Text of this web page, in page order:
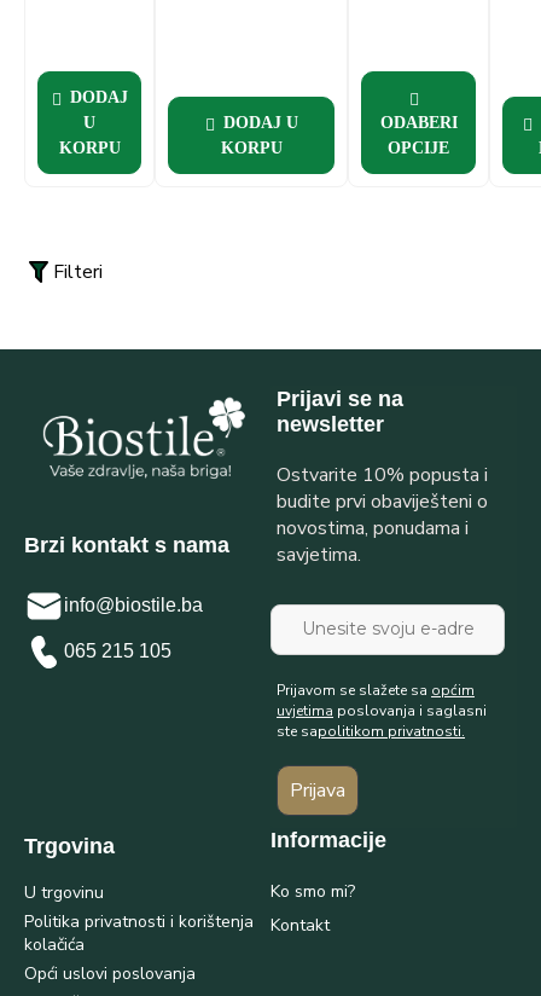
DODAJ
U
KORPU
DODAJ U
KORPU
ODABERI
OPCIJE
Filteri
Brzi kontakt s nama
info@biostile.ba
065 215 105
Prijavi se na
newsletter
Ostvarite 10% popusta i
budite prvi obaviješteni o
novostima, ponudama i
savjetima.
Prijavom se slažete sa općim
uvjetima poslovanja i saglasni
ste sapolitikom privatnosti.
Prijava
Trgovina
U trgovinu
Politika privatnosti i korištenja
kolačića
Opći uslovi poslovanja
Informacije
Ko smo mi?
Kontakt